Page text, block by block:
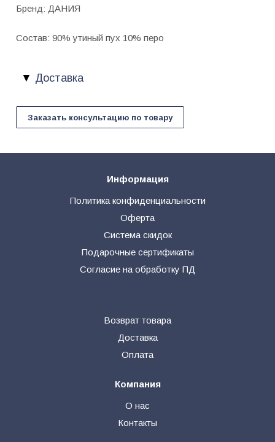
Бренд: ДАНИЯ
Состав: 90% утиный пух 10% перо
Доставка
Заказать консультацию по товару
Информация
Политика конфиденциальности
Оферта
Система скидок
Подарочные сертификаты
Согласие на обработку ПД
Возврат товара
Доставка
Оплата
Компания
О нас
Контакты